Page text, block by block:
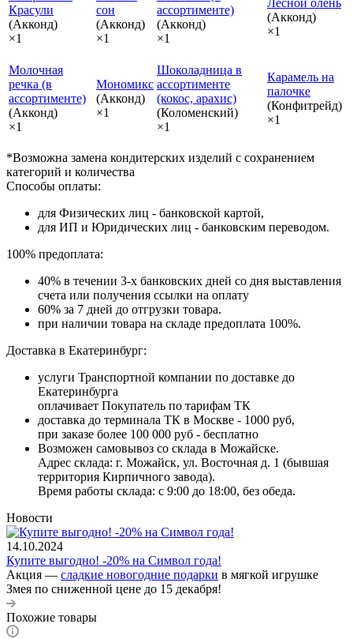
Красули
(Акконд)
×1
сон
(Акконд)
×1
ассортименте)
(Акконд)
×1
(Акконд)
×1
Молочная
речка (в
ассортименте)
(Акконд)
×1
Мономикс
(Акконд)
×1
Шоколадница в
ассортименте
(кокос, арахис)
(Коломенский)
×1
Карамель на
палочке
(Конфитрейд)
×1
*Возможна замена кондитерских изделий с сохранением
категорий и количества
Способы оплаты:
для Физических лиц - банковской картой,
для ИП и Юридических лиц - банковским переводом.
100% предоплата:
40% в течении 3-х банковских дней со дня выставления
счета или получения ссылки на оплату
60% за 7 дней до отгрузки товара.
при наличии товара на складе предоплата 100%.
Доставка в Екатеринбург:
услуги Транспортной компании по доставке до
Екатеринбурга
оплачивает Покупатель по тарифам ТК
доставка до терминала ТК в Москве - 1000 руб,
при заказе более 100 000 руб - бесплатно
Возможен самовывоз со склада в Можайске.
Адрес склада: г. Можайск, ул. Восточная д. 1 (бывшая
территория Кирпичного завода).
Время работы склада: с 9:00 до 18:00, без обеда.
Новости
14.10.2024
Купите выгодно! -20% на Символ года!
Акция — сладкие новогодние подарки в мягкой игрушке
Змея по сниженной цене до 15 декабря!
Похожие товары